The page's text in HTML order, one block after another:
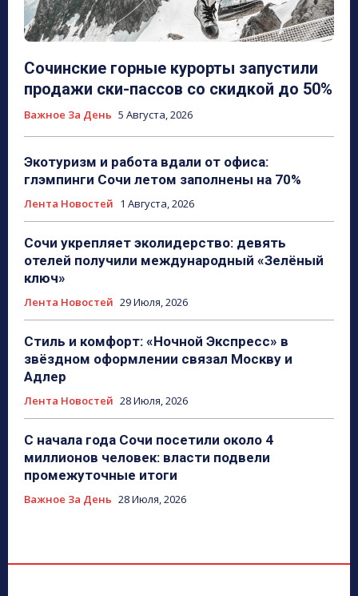
Сочинские горные курорты запустили
продажи ски-пассов со скидкой до 50%
Важное За День 5 Августа, 2026
Экотуризм и работа вдали от офиса:
глэмпинги Сочи летом заполнены на 70%
Лента Новостей 1 Августа, 2026
Сочи укрепляет эколидерство: девять
отелей получили международный «Зелёный
ключ»
Лента Новостей 29 Июля, 2026
Стиль и комфорт: «Ночной Экспресс» в
звёздном оформлении связал Москву и
Адлер
Лента Новостей 28 Июля, 2026
С начала года Сочи посетили около 4
миллионов человек: власти подвели
промежуточные итоги
Важное За День 28 Июля, 2026